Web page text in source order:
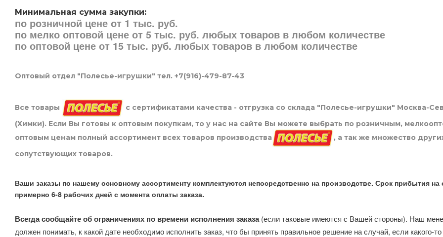
Минимальная сумма закупки:
по розничной цене от 1 тыс. руб.
по мелко оптовой цене от 5 тыс. руб. любых товаров в любом количестве
по оптовой цене от 15 тыс. руб. любых товаров в любом количестве
Оптовый отдел "Полесье-игрушки" тел. +7(916)-479-87-43
Все товары
с сертификатами качества - отгрузка со склада "Полесье-игрушки" Москва-
(Химки). Если Вы готовы к оптовым покупкам, то у нас на сайте Вы можете выбрать по розничным,
оптовым ценам полный ассортимент всех товаров производства
, а так же множество
сопутствующих товаров.
Ваши заказы по нашему основному ассортименту комплектуются непосредственно на производстве. Срок прибытия на
примерно 6-8 рабочих дней с момента оплаты заказа.
Всегда сообщайте об ограничениях по времени исполнения заказа(если таковые имеются с Вашей стороны). Наш
должен понимать, к какой дате необходимо исполнить заказ, что бы принять правильное решение на случай, если какого-